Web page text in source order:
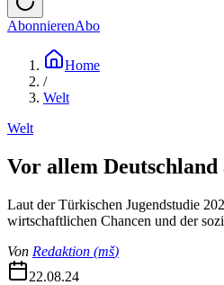
AbonnierenAbo
Home
/
Welt
Welt
Vor allem
Laut der Türkischen Jugendstudie
wirtschaftlichen Chancen und der
Von Redaktion (mš)
22.08.24